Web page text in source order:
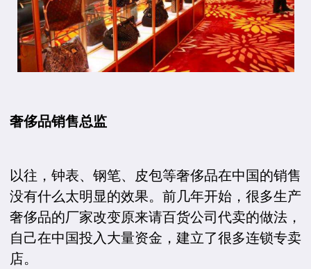
奢侈品销售总监
以往，钟表、钢笔、皮包等奢侈品在中国的销售
没有什么太明显的效果。前几年开始，很多生产
奢侈品的厂家改变原来请百货公司代卖的做法，
自己在中国投入大量资金，建立了很多连锁专卖
店。